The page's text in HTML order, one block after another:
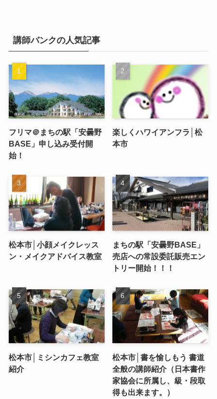
講師バンクの人気記事
フリマ＠まちの駅「安曇野
BASE」申し込み受付開
始！
楽しくハワイアンフラ│松
本市
松本市│小顔メイクレッス
ン・メイクアドバイス教室
まちの駅「安曇野BASE」
売店への常設委託販売エン
トリー開始！！！
松本市│ミシンカフェ教室
紹介
松本市│書を愉しもう 書道
全般の講師紹介（日本書作
家協会に所属し、級・段取
得も出来ます。）